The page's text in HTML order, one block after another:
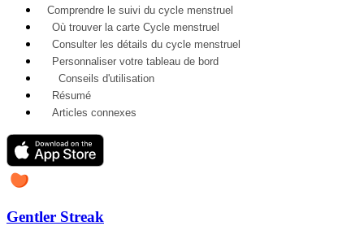
Comprendre le suivi du cycle menstruel
Où trouver la carte Cycle menstruel
Consulter les détails du cycle menstruel
Personnaliser votre tableau de bord
Conseils d'utilisation
Résumé
Articles connexes
Gentler Streak